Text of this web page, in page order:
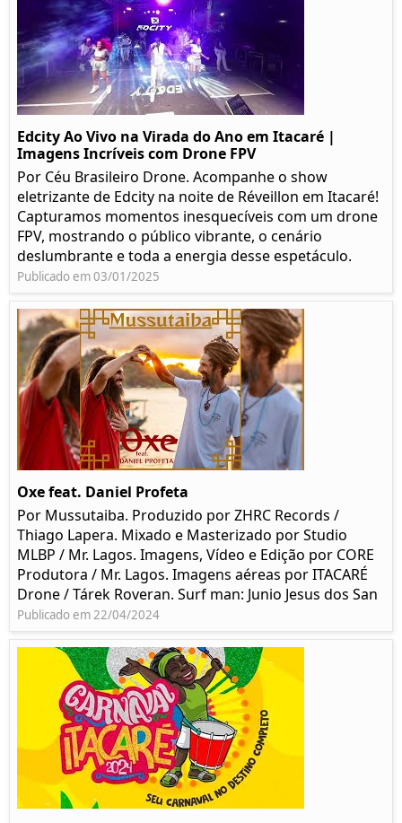
Edcity Ao Vivo na Virada do Ano em Itacaré |
Imagens Incríveis com Drone FPV
Por Céu Brasileiro Drone. Acompanhe o show
eletrizante de Edcity na noite de Réveillon em Itacaré!
Capturamos momentos inesquecíveis com um drone
FPV, mostrando o público vibrante, o cenário
deslumbrante e toda a energia desse espetáculo.
Publicado em 03/01/2025
Oxe feat. Daniel Profeta
Por Mussutaiba. Produzido por ZHRC Records /
Thiago Lapera. Mixado e Masterizado por Studio
MLBP / Mr. Lagos. Imagens, Vídeo e Edição por CORE
Produtora / Mr. Lagos. Imagens aéreas por ITACARÉ
Drone / Tárek Roveran. Surf man: Junio Jesus dos San
Publicado em 22/04/2024